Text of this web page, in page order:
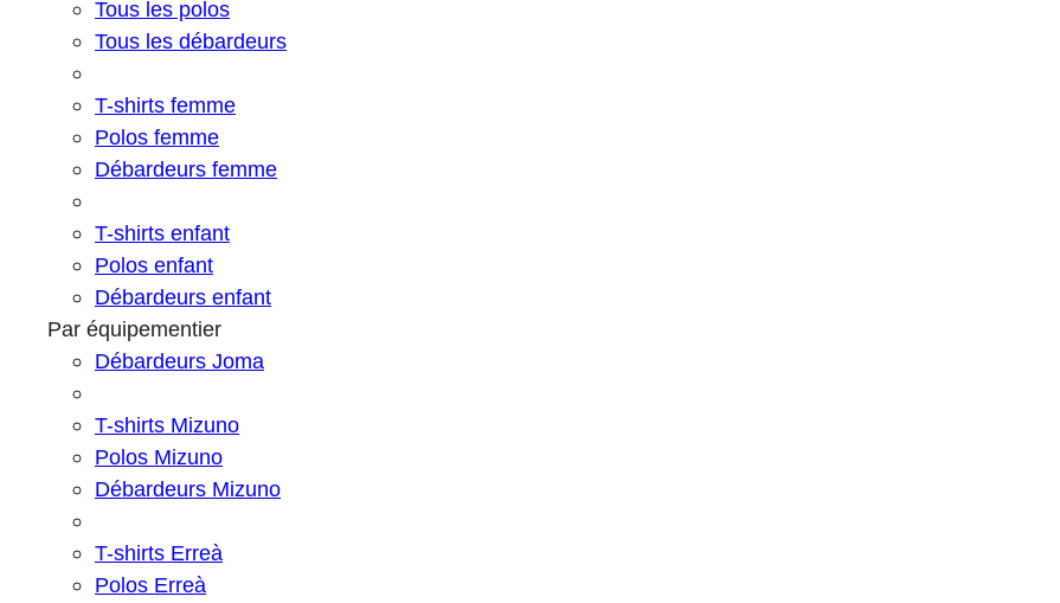
Tous les polos
Tous les débardeurs
T-shirts femme
Polos femme
Débardeurs femme
T-shirts enfant
Polos enfant
Débardeurs enfant
Par équipementier
Débardeurs Joma
T-shirts Mizuno
Polos Mizuno
Débardeurs Mizuno
T-shirts Erreà
Polos Erreà